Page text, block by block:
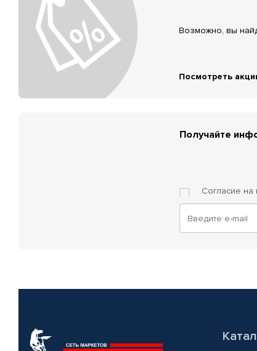
Возможно, вы
Посмотреть
Получайте
Согласие на